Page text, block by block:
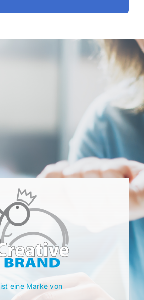
ist eine Marke von